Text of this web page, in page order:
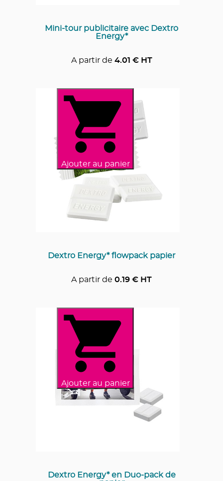
Mini-tour publicitaire avec Dextro
Energy*
A partir de 4.01 € HT
Ajouter au panier
Dextro Energy* flowpack papier
A partir de 0.19 € HT
Ajouter au panier
Dextro Energy* en Duo-pack de